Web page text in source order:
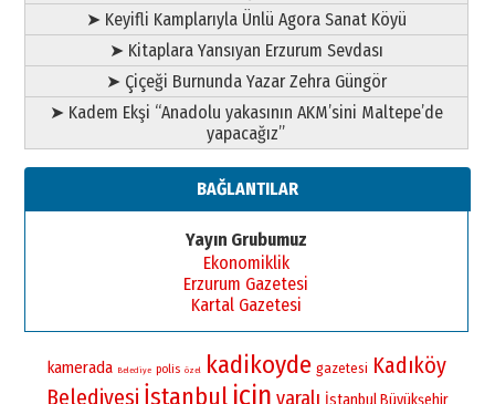
➤ Keyifli Kamplarıyla Ünlü Agora Sanat Köyü
➤ Kitaplara Yansıyan Erzurum Sevdası
➤ Çiçeği Burnunda Yazar Zehra Güngör
➤ Kadem Ekşi “Anadolu yakasının AKM’sini Maltepe’de
yapacağız”
BAĞLANTILAR
Yayın Grubumuz
Ekonomiklik
Erzurum Gazetesi
Kartal Gazetesi
kamerada Belediye polis özel kadikoyde gazetesi Kadıköy
Belediyesi İstanbul için yaralı İstanbul Büyükşehir